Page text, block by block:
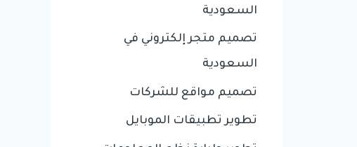
السعودية
تصميم متجر إلكتروني في
السعودية
تصميم مواقع للشركات
تطوير تطبيقات الموبايل